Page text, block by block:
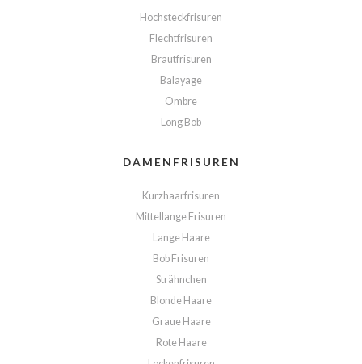
Hochsteckfrisuren
Flechtfrisuren
Brautfrisuren
Balayage
Ombre
Long Bob
DAMENFRISUREN
Kurzhaarfrisuren
Mittellange Frisuren
Lange Haare
Bob Frisuren
Strähnchen
Blonde Haare
Graue Haare
Rote Haare